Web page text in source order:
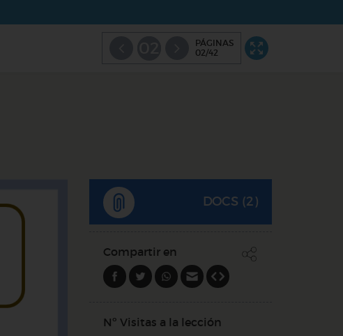
PÁGINAS
02/42
DOCS (2)
Compartir en
Nº Visitas a la lección